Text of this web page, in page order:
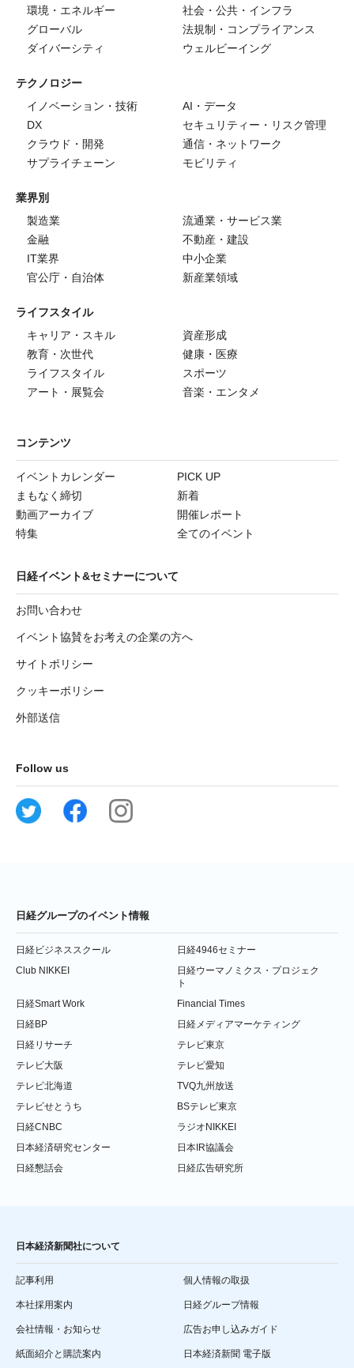
環境・エネルギー
社会・公共・インフラ
グローバル
法規制・コンプライアンス
ダイバーシティ
ウェルビーイング
テクノロジー
イノベーション・技術
AI・データ
DX
セキュリティー・リスク管理
クラウド・開発
通信・ネットワーク
サプライチェーン
モビリティ
業界別
製造業
流通業・サービス業
金融
不動産・建設
IT業界
中小企業
官公庁・自治体
新産業領域
ライフスタイル
キャリア・スキル
資産形成
教育・次世代
健康・医療
ライフスタイル
スポーツ
アート・展覧会
音楽・エンタメ
コンテンツ
イベントカレンダー
PICK UP
まもなく締切
新着
動画アーカイブ
開催レポート
特集
全てのイベント
日経イベント&セミナーについて
お問い合わせ
イベント協賛をお考えの企業の方へ
サイトポリシー
クッキーポリシー
外部送信
Follow us
日経グループのイベント情報
日経ビジネススクール
日経4946セミナー
Club NIKKEI
日経ウーマノミクス・プロジェク
ト
日経Smart Work
Financial Times
日経BP
日経メディアマーケティング
日経リサーチ
テレビ東京
テレビ大阪
テレビ愛知
テレビ北海道
TVQ九州放送
テレビせとうち
BSテレビ東京
日経CNBC
ラジオNIKKEI
日本経済研究センター
日本IR協議会
日経懇話会
日経広告研究所
日本経済新聞社について
記事利用 個人情報の取扱
本社採用案内 日経グループ情報
会社情報・お知らせ 広告お申し込みガイド
紙面紹介と購読案内 日本経済新聞 電子版